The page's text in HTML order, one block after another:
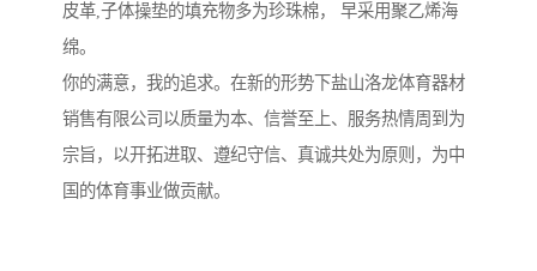
皮革,子体操垫的填充物多为珍珠棉， 早采用聚乙烯海
绵。
你的满意，我的追求。在新的形势下盐山洛龙体育器材
销售有限公司以质量为本、信誉至上、服务热情周到为
宗旨，以开拓进取、遵纪守信、真诚共处为原则，为中
国的体育事业做贡献。